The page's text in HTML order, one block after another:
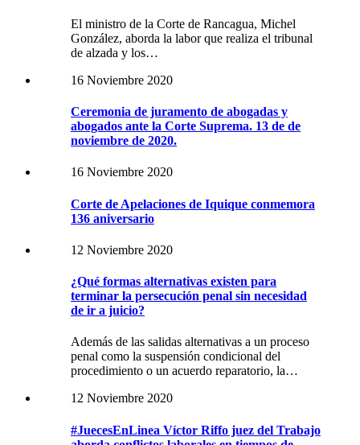
El ministro de la Corte de Rancagua, Michel
González, aborda la labor que realiza el tribunal
de alzada y los…
16 Noviembre 2020
Ceremonia de juramento de abogadas y
abogados ante la Corte Suprema. 13 de de
noviembre de 2020.
16 Noviembre 2020
Corte de Apelaciones de Iquique conmemora
136 aniversario
12 Noviembre 2020
¿Qué formas alternativas existen para
terminar la persecución penal sin necesidad
de ir a juicio?
Además de las salidas alternativas a un proceso
penal como la suspensión condicional del
procedimiento o un acuerdo reparatorio, la…
12 Noviembre 2020
#JuecesEnLinea Víctor Riffo juez del Trabajo